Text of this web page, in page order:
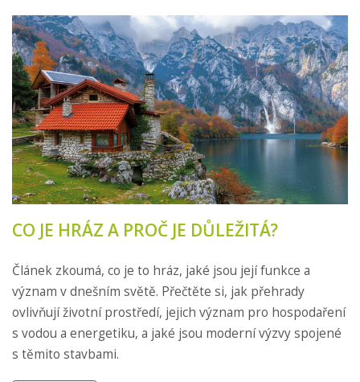
CO JE HRÁZ A PROČ JE DŮLEŽITÁ?
Článek zkoumá, co je to hráz, jaké jsou její funkce a
význam v dnešním světě. Přečtěte si, jak přehrady
ovlivňují životní prostředí, jejich význam pro hospodaření
s vodou a energetiku, a jaké jsou moderní výzvy spojené
s těmito stavbami.